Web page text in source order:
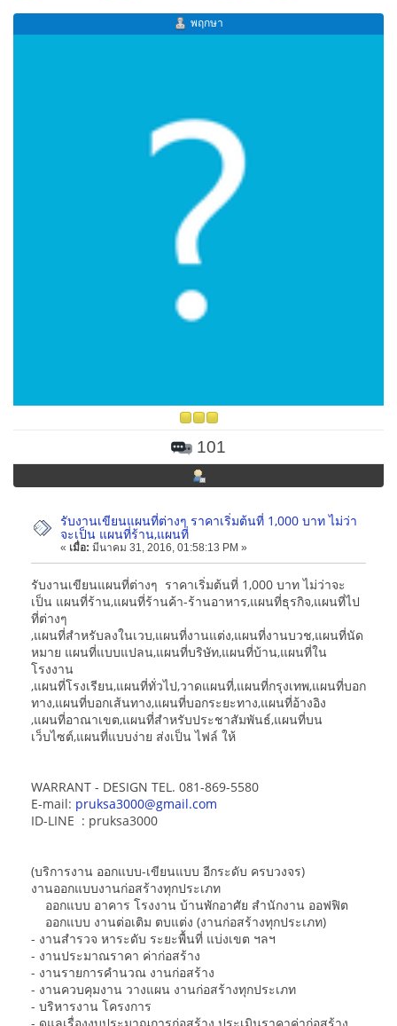
พฤกษา
101
รับงานเขียนแผนที่ต่างๆ ราคาเริ่มต้นที่ 1,000 บาท ไม่ว่า
จะเป็น แผนที่ร้าน,แผนที่
« เมื่อ: มีนาคม 31, 2016, 01:58:13 PM »
รับงานเขียนแผนที่ต่างๆ ราคาเริ่มต้นที่ 1,000 บาท ไม่ว่าจะ
เป็น แผนที่ร้าน,แผนที่ร้านค้า-ร้านอาหาร,แผนที่ธุรกิจ,แผนที่ไป
ที่ต่างๆ
,แผนที่สำหรับลงในเวบ,แผนที่งานแต่ง,แผนที่งานบวช,แผนที่นัด
หมาย แผนที่แบบแปลน,แผนที่บริษัท,แผนที่บ้าน,แผนที่ใน
โรงงาน
,แผนที่โรงเรียน,แผนที่ทั่วไป,วาดแผนที่,แผนที่กรุงเทพ,แผนที่บอก
ทาง,แผนที่บอกเส้นทาง,แผนที่บอกระยะทาง,แผนที่อ้างอิง
,แผนที่อาณาเขต,แผนที่สำหรับประชาสัมพันธ์,แผนที่บน
เว็บไซต์,แผนที่แบบง่าย ส่งเป็น ไฟล์ ให้
WARRANT - DESIGN TEL. 081-869-5580
E-mail: pruksa3000@gmail.com
ID-LINE : pruksa3000
(บริการงาน ออกแบบ-เขียนแบบ อีกระดับ ครบวงจร)
งานออกแบบงานก่อสร้างทุกประเภท
ออกแบบ อาคาร โรงงาน บ้านพักอาศัย สำนักงาน ออฟฟิต
ออกแบบ งานต่อเติม ตบแต่ง (งานก่อสร้างทุกประเภท)
- งานสำรวจ หาระดับ ระยะพื้นที่ แบ่งเขต ฯลฯ
- งานประมาณราคา ค่าก่อสร้าง
- งานรายการคำนวณ งานก่อสร้าง
- งานควบคุมงาน วางแผน งานก่อสร้างทุกประเภท
- บริหารงาน โครงการ